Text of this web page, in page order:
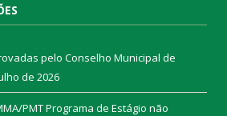
pelo Conselho Municipal de
de 2026
PMT Programa de Estágio não